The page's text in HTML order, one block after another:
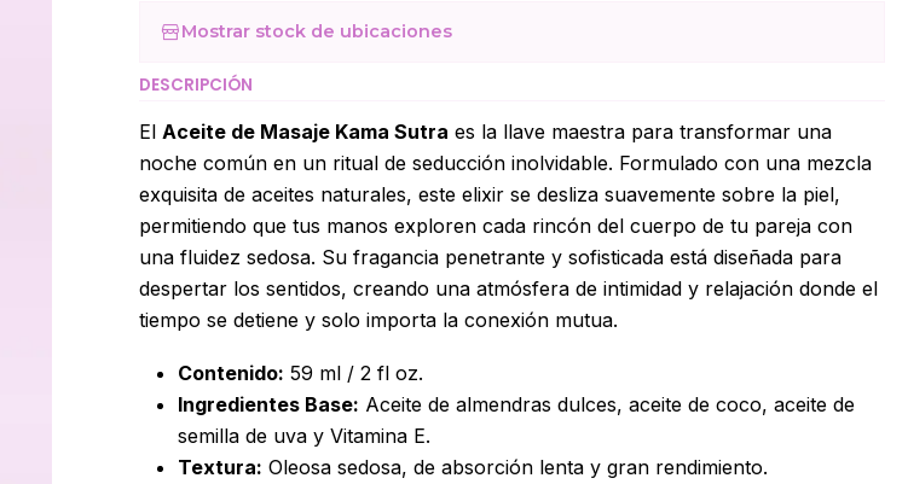
Mostrar stock de ubicaciones
DESCRIPCIÓN
El Aceite de Masaje Kama Sutra es la llave maestra para transformar una
noche común en un ritual de seducción inolvidable. Formulado con una mezcla
exquisita de aceites naturales, este elixir se desliza suavemente sobre la piel,
permitiendo que tus manos exploren cada rincón del cuerpo de tu pareja con
una fluidez sedosa. Su fragancia penetrante y sofisticada está diseñada para
despertar los sentidos, creando una atmósfera de intimidad y relajación donde el
tiempo se detiene y solo importa la conexión mutua.
Contenido: 59 ml / 2 fl oz.
Ingredientes Base: Aceite de almendras dulces, aceite de coco, aceite de
semilla de uva y Vitamina E.
Textura: Oleosa sedosa, de absorción lenta y gran rendimiento.